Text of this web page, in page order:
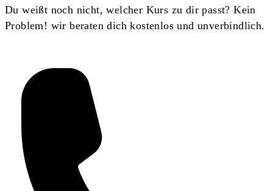
Du weißt noch nicht, welcher Kurs zu dir passt? Kein
Problem! wir beraten dich kostenlos und unverbindlich.